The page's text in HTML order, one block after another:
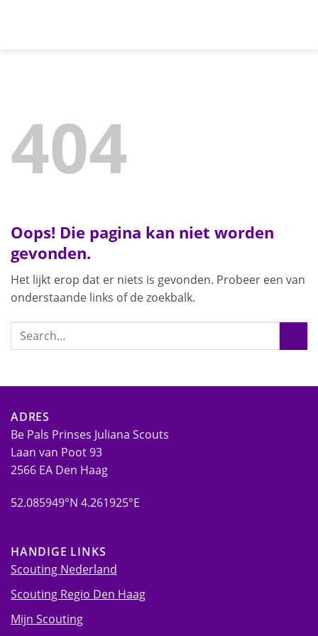
404
Oops! Die pagina kan niet worden
gevonden.
Het lijkt erop dat er niets is gevonden. Probeer een van
onderstaande links of de zoekbalk.
ADRES
Be Pals Prinses Juliana Scouts
Laan van Poot 93
2566 EA Den Haag
52.085949°N 4.261925°E
HANDIGE LINKS
Scouting Nederland
Scouting Regio Den Haag
Mijn Scouting